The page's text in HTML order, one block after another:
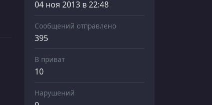
04 ноя 2013 в 22:48
Сообщений отправлено
395
В приват
10
Нарушений